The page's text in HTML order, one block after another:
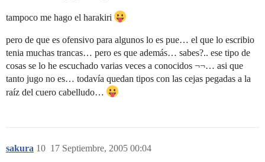
tampoco me hago el harakiri
pero de que es ofensivo para algunos lo es pue… el que lo escribio
tenia muchas trancas… pero es que además… sabes?.. ese tipo de
cosas se lo he escuchado varias veces a conocidos ¬¬… asi que
tanto jugo no es… todavía quedan tipos con las cejas pegadas a la
raíz del cuero cabelludo…
sakura 17 Septiembre, 2005 00:04
10